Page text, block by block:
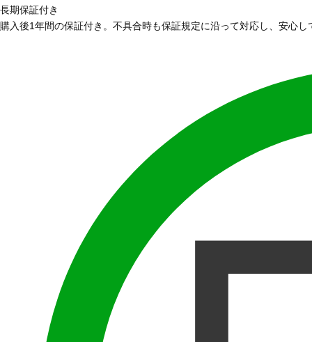
長期保証付き
購入後1年間の保証付き。不具合時も保証規定に沿って対応し、安心